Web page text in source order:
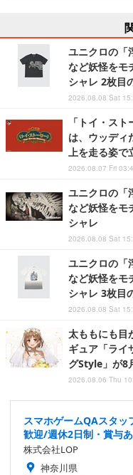
ユニクロの「
など妖怪をモ
シャレ 2枚目
2026.08.08 Sat
「トイ・ス
は、ウッディ
上を走る姿で
2026.08.07 Fri
ユニクロの「
など妖怪をモ
シャレ
2026.08.08 Sat
ユニクロの「
など妖怪をモ
シャレ 3枚目
2026.08.08 Sat
太ももにも目
ギュア「ライ
グStyle」が8
2026.08.06 Thu
スマホゲームQAスタ
歓迎/週休2日制・賞与
株式会社LOP
神奈川県